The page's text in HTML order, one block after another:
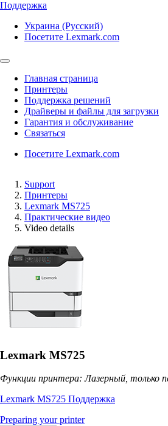
Поддержка
Украина (Русский)
Посетите Lexmark.com
Главная страница
Принтеры
Поддержка решений
Драйверы и файлы для загрузки
Гарантия и обслуживание
Связаться
Посетите Lexmark.com
Support
Принтеры
Lexmark MS725
Практические видео
Video details
Lexmark MS725
Функции принтера: Лазерный, только
Lexmark MS725 Поддержка
Preparing your printer